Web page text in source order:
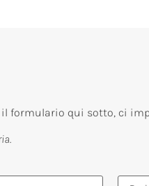
qui sotto, ci